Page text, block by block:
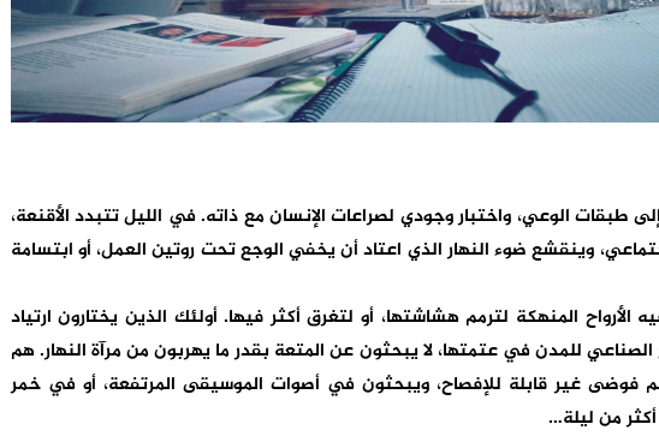
طبقات الوعي، واختبار وجودي لصراعات الإنسان مع ذاته. في الليل تتبدد الأقنعة،
وينقشع ضوء النهار الذي اعتاد أن يخفي الوجع تحت روتين العمل، أو ابتسامة
الأرواح المنهكة لترمم هشاشتها، أو لتغرق أكثر فيها. أولئك الذين يختارون ارتياد
الصناعي للمدن في عتمتها، لا يبحثون عن المتعة بقدر ما يهربون من مرآة النهار. هم
فوضى غير قابلة للإفصاح، ويبحثون في أصوات الموسيقى المرتفعة، أو في خمر
من ليلة…